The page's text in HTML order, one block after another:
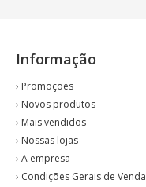
Informação
› Promoções
› Novos produtos
› Mais vendidos
› Nossas lojas
› A empresa
› Condições Gerais de Venda